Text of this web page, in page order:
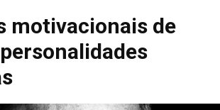
motivacionais de